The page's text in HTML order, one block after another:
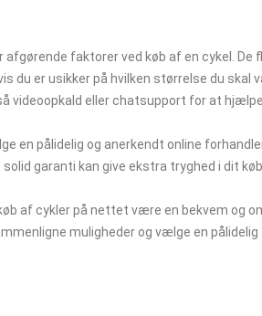
afgørende faktorer ved køb af en cykel.
du er usikker på hvilken størrelse du
videoopkald eller chatsupport for at
en pålidelig og anerkendt online
garanti kan give ekstra tryghed i dit køb.
af cykler på nettet være en bekvem og
muligheder og vælge en